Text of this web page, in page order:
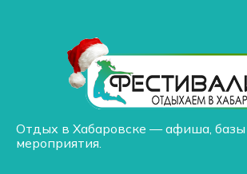
Отдых в Хабаровске — афиша, базы
мероприятия.